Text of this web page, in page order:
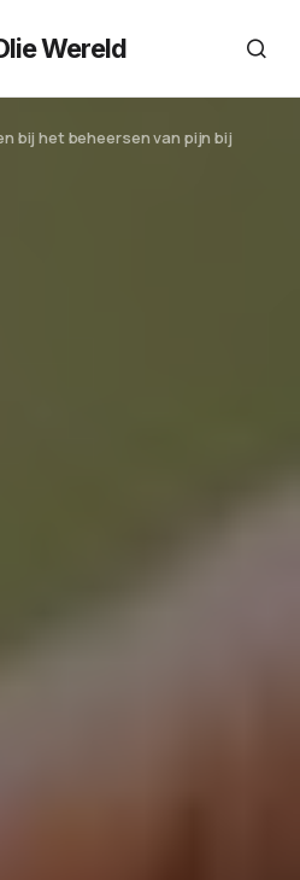
Wereld
bij het beheersen van pijn bij